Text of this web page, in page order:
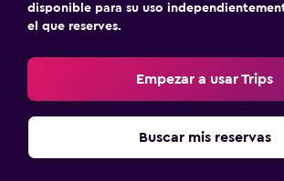
disponible para su uso
el que reserves.
Empezar a usar Trips
Buscar mis reservas